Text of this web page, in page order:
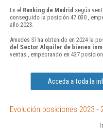
En el Ranking de Madrid según
conseguido la posición 47.030 ,
año 2023.
Amedes Sl ha obtenido en 2024 la
del Sector Alquiler de bienes
ventas , empeorando en 437
Acceda a toda la
Evolución posiciones 2023 -